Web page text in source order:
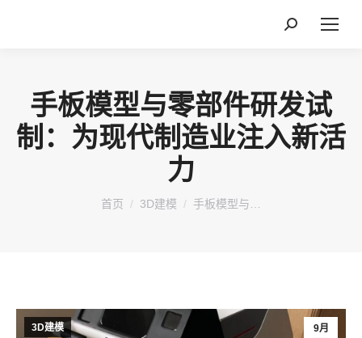
搜
手板模型与零部件研发试
制：为现代制造业注入新活
力
您在这里：
首页 3D建模 手板模型与…
9月
3D建模